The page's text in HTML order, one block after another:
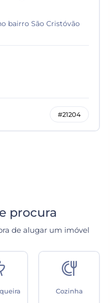
bairro São Cristóvão
#21204
procura
de alugar um imóvel
Cozinha